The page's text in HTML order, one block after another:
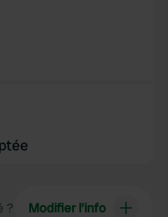
? Modifier l’info